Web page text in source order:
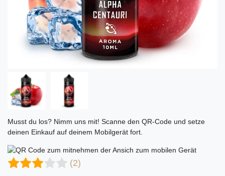
Musst du los? Nimm uns mit! Scanne den QR-Code und setze
deinen Einkauf auf deinem Mobilgerät fort.
(2)